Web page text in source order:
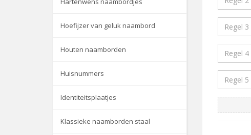
Hoefijzer van geluk naambord
Houten naamborden
Huisnummers
Identiteitsplaatjes
Klassieke naamborden staal